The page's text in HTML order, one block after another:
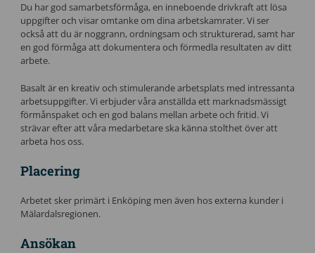
Du har god samarbetsförmåga, en inneboende drivkraft att lösa
uppgifter och visar omtanke om dina arbetskamrater. Vi ser
också att du är noggrann, ordningsam och strukturerad, samt har
en god förmåga att dokumentera och förmedla resultaten av ditt
arbete.
Basalt är en kreativ och stimulerande arbetsplats med intressanta
arbetsuppgifter. Vi erbjuder våra anställda ett marknadsmässigt
förmånspaket och en god balans mellan arbete och fritid. Vi
strävar efter att våra medarbetare ska känna stolthet över att
arbeta hos oss.
Placering
Arbetet sker primärt i Enköping men även hos externa kunder i
Mälardalsregionen.
Ansökan